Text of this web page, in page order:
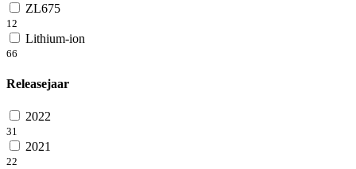
ZL675
12
Lithium-ion
66
Releasejaar
2022
31
2021
22